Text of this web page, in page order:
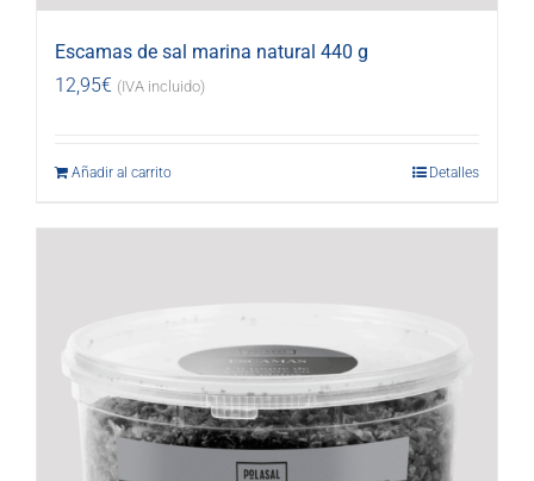
Escamas de sal marina natural 440 g
12,95€ (IVA incluido)
Añadir al carrito Detalles